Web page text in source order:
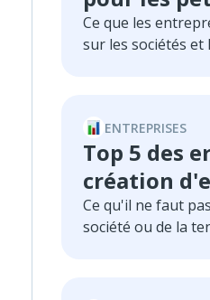
approfondie des
phase
Ce que les
sur les sociétés et
ENTREPRISES
Top 5 des
création
Ce qu'il ne faut
société ou de la